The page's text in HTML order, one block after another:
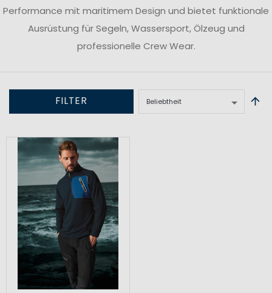
Performance mit maritimem Design und bietet funktionale
Ausrüstung für Segeln, Wassersport, Ölzeug und
professionelle Crew Wear.
FILTER